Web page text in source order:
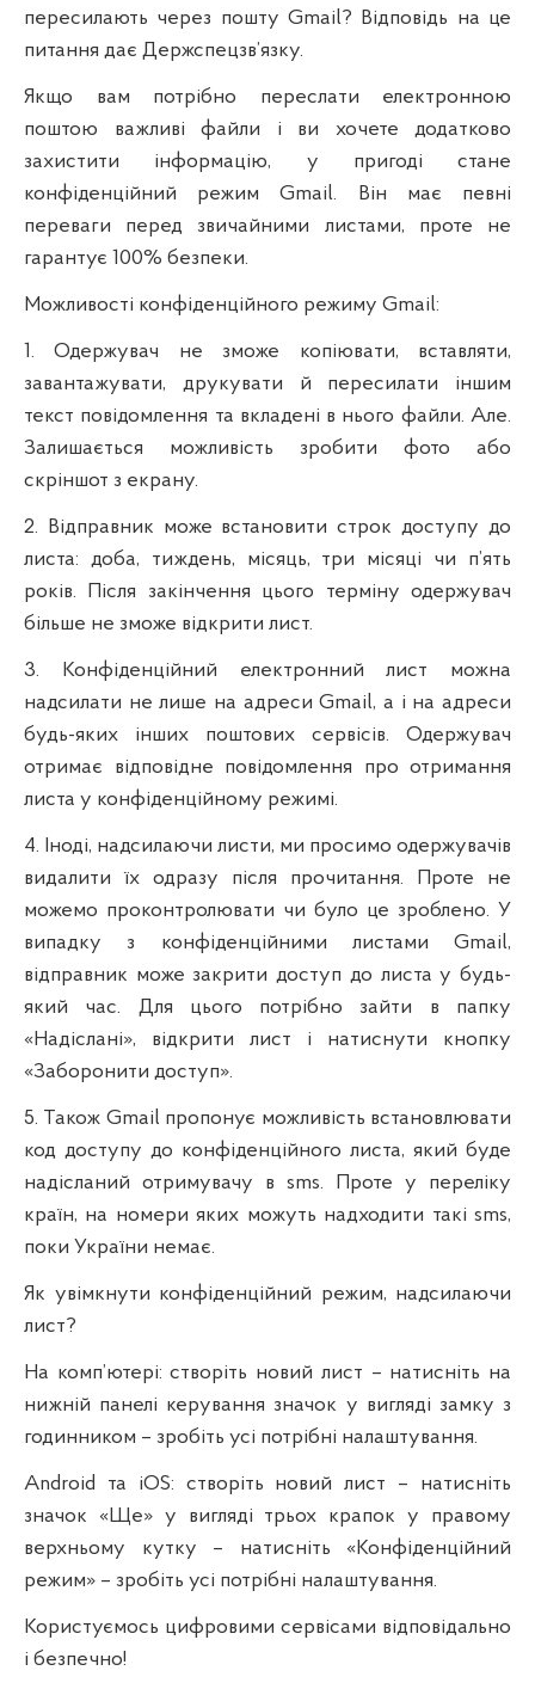
пересилають через пошту Gmail? Відповідь на це
питання дає Держспецзв’язку.
Якщо вам потрібно переслати електронною
поштою важливі файли і ви хочете додатково
захистити інформацію, у пригоді стане
конфіденційний режим Gmail. Він має певні
переваги перед звичайними листами, проте не
гарантує 100% безпеки.
Можливості конфіденційного режиму Gmail:
1. Одержувач не зможе копіювати, вставляти,
завантажувати, друкувати й пересилати іншим
текст повідомлення та вкладені в нього файли. Але.
Залишається можливість зробити фото або
скріншот з екрану.
2. Відправник може встановити строк доступу до
листа: доба, тиждень, місяць, три місяці чи п’ять
років. Після закінчення цього терміну одержувач
більше не зможе відкрити лист.
3. Конфіденційний електронний лист можна
надсилати не лише на адреси Gmail, а і на адреси
будь-яких інших поштових сервісів. Одержувач
отримає відповідне повідомлення про отримання
листа у конфіденційному режимі.
4. Іноді, надсилаючи листи, ми просимо одержувачів
видалити їх одразу після прочитання. Проте не
можемо проконтролювати чи було це зроблено. У
випадку з конфіденційними листами Gmail,
відправник може закрити доступ до листа у будь-
який час. Для цього потрібно зайти в папку
«Надіслані», відкрити лист і натиснути кнопку
«Заборонити доступ».
5. Також Gmail пропонує можливість встановлювати
код доступу до конфіденційного листа, який буде
надісланий отримувачу в sms. Проте у переліку
країн, на номери яких можуть надходити такі sms,
поки України немає.
Як увімкнути конфіденційний режим, надсилаючи
лист?
На комп’ютері: створіть новий лист – натисніть на
нижній панелі керування значок у вигляді замку з
годинником – зробіть усі потрібні налаштування.
Android та iOS: створіть новий лист – натисніть
значок «Ще» у вигляді трьох крапок у правому
верхньому кутку – натисніть «Конфіденційний
режим» – зробіть усі потрібні налаштування.
Користуємось цифровими сервісами відповідально
і безпечно!